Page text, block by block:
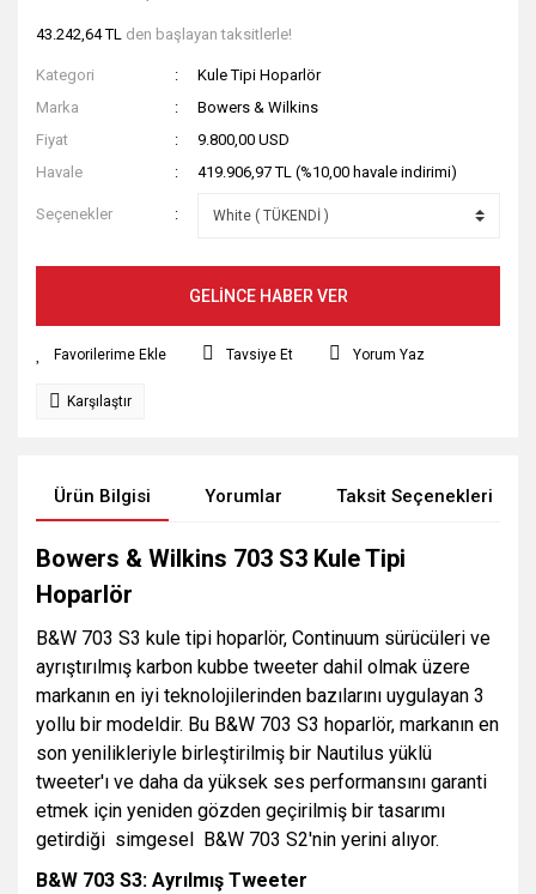
43.242,64 TL den başlayan taksitlerle!
Kategori
Kule Tipi Hoparlör
Marka
Bowers & Wilkins
Fiyat
9.800,00 USD
Havale
419.906,97 TL (%10,00 havale indirimi)
Seçenekler
GELİNCE HABER VER
Tavsiye Et Yorum Yaz
Karşılaştır
Ürün Bilgisi Yorumlar Taksit Seçenekleri
Bowers & Wilkins 703 S3 Kule Tipi
Hoparlör
B&W 703 S3 kule tipi hoparlör, Continuum sürücüleri ve
ayrıştırılmış karbon kubbe tweeter dahil olmak üzere
markanın en iyi teknolojilerinden bazılarını uygulayan 3
yollu bir modeldir. Bu B&W 703 S3 hoparlör, markanın en
son yenilikleriyle birleştirilmiş bir Nautilus yüklü
tweeter'ı ve daha da yüksek ses performansını garanti
etmek için yeniden gözden geçirilmiş bir tasarımı
getirdiği simgesel B&W 703 S2'nin yerini alıyor.
B&W 703 S3: Ayrılmış Tweeter